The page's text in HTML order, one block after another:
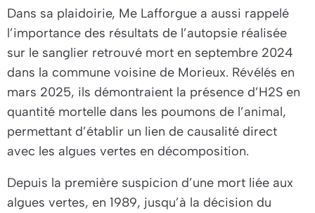
Dans sa plaidoirie, Me Lafforgue a aussi rappelé
l’importance des résultats de l’autopsie réalisée
sur le sanglier retrouvé mort en septembre 2024
dans la commune voisine de Morieux. Révélés en
mars 2025, ils démontraient la présence d’H2S en
quantité mortelle dans les poumons de l’animal,
permettant d’établir un lien de causalité direct
avec les algues vertes en décomposition.
Depuis la première suspicion d’une mort liée aux
algues vertes, en 1989, jusqu’à la décision du